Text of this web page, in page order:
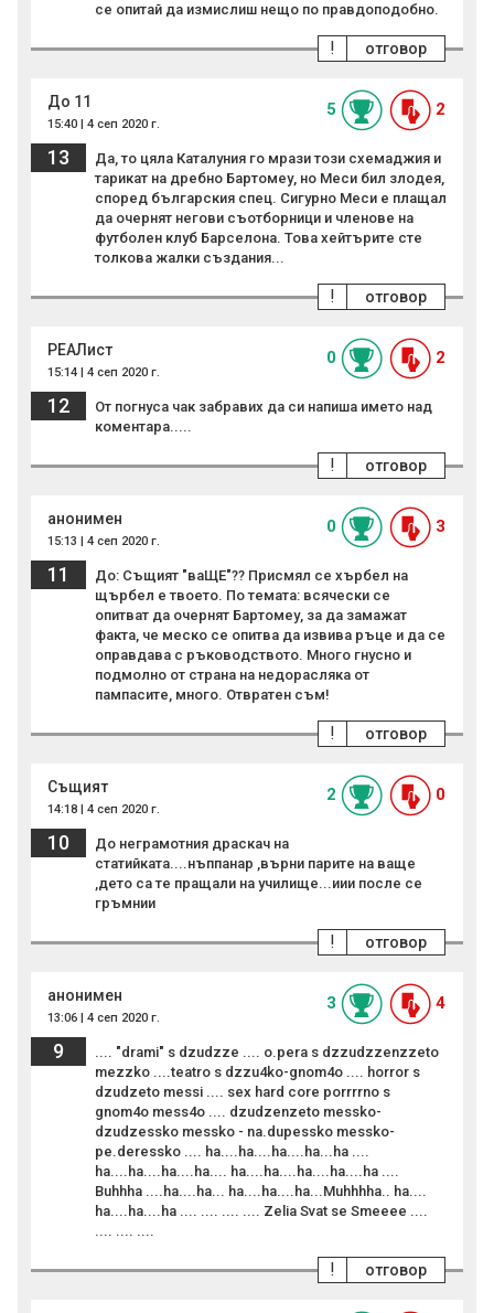
се опитай да измислиш нещо по правдоподобно.
отговор
!
До 11
15:40 | 4 сеп 2020 г.
5 2
13
Да, то цяла Каталуния го мрази този схемаджия и
тарикат на дребно Бартомеу, но Меси бил злодея,
според българския спец. Сигурно Меси е плащал
да очернят негови съотборници и членове на
футболен клуб Барселона. Това хейтърите сте
толкова жалки създания...
отговор
!
РЕАЛист
15:14 | 4 сеп 2020 г.
0 2
12
От погнуса чак забравих да си напиша името над
коментара.....
отговор
!
анонимен
15:13 | 4 сеп 2020 г.
0 3
11
До: Същият "ваЩЕ"?? Присмял се хърбел на
щърбел е твоето. По темата: всячески се
опитват да очернят Бартомеу, за да замажат
факта, че меско се опитва да извива ръце и да се
оправдава с ръководството. Много гнусно и
подмолно от страна на недорасляка от
пампасите, много. Отвратен съм!
отговор
!
Същият
14:18 | 4 сеп 2020 г.
2 0
10
До неграмотния драскач на
статийката....нъппанар ,върни парите на ваще
,дето са те пращали на училище...иии после се
гръмнии
отговор
!
анонимен
13:06 | 4 сеп 2020 г.
3 4
9
.... "drami" s dzudzze .... o.pera s dzzudzzenzzeto
mezzko ....teatro s dzzu4ko-gnom4o .... horror s
dzudzeto messi .... sex hard core porrrrno s
gnom4o mess4o .... dzudzenzeto messko-
dzudzessko messko - na.dupessko messko-
pe.deressko .... ha....ha....ha....ha...ha ....
ha....ha....ha....ha.... ha....ha....ha....ha....ha ....
Buhhha ....ha....ha... ha....ha....ha...Muhhhha.. ha....
ha....ha....ha .... .... .... .... Zelia Svat se Smeeee ....
.... .... ....
отговор
!